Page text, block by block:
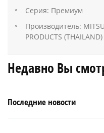
Серия: Премиум
Производитель:
PRODUCTS
Недавно Вы
Последние новости